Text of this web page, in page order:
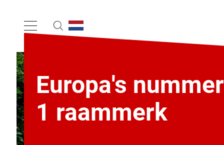
Europa's nummer
1 raammerk